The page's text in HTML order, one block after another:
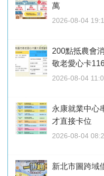
萬
2026-08-04
200點抵農會
敬老愛心卡
2026-08-04
永康就業中
才直接卡位
2026-08-04
新北市圖跨